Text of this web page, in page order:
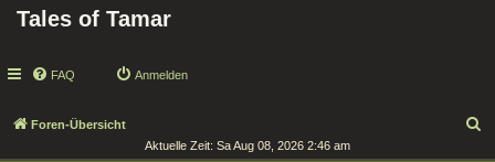
Tales of Tamar
FAQ Anmelden
Foren-Übersicht
Aktuelle Zeit: Sa Aug 08, 2026 2:46 am